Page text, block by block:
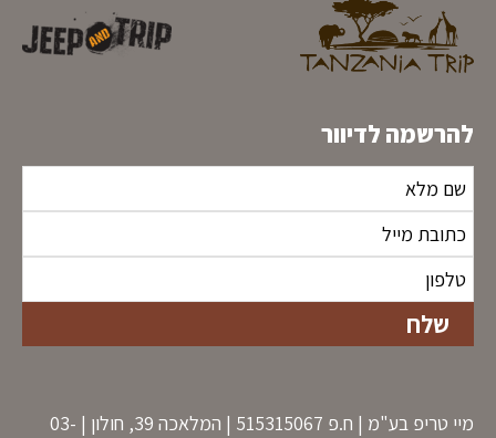
להרשמה לדיוור
מיי טריפ בע"מ | ח.פ 515315067 | המלאכה 39, חולון | 03-